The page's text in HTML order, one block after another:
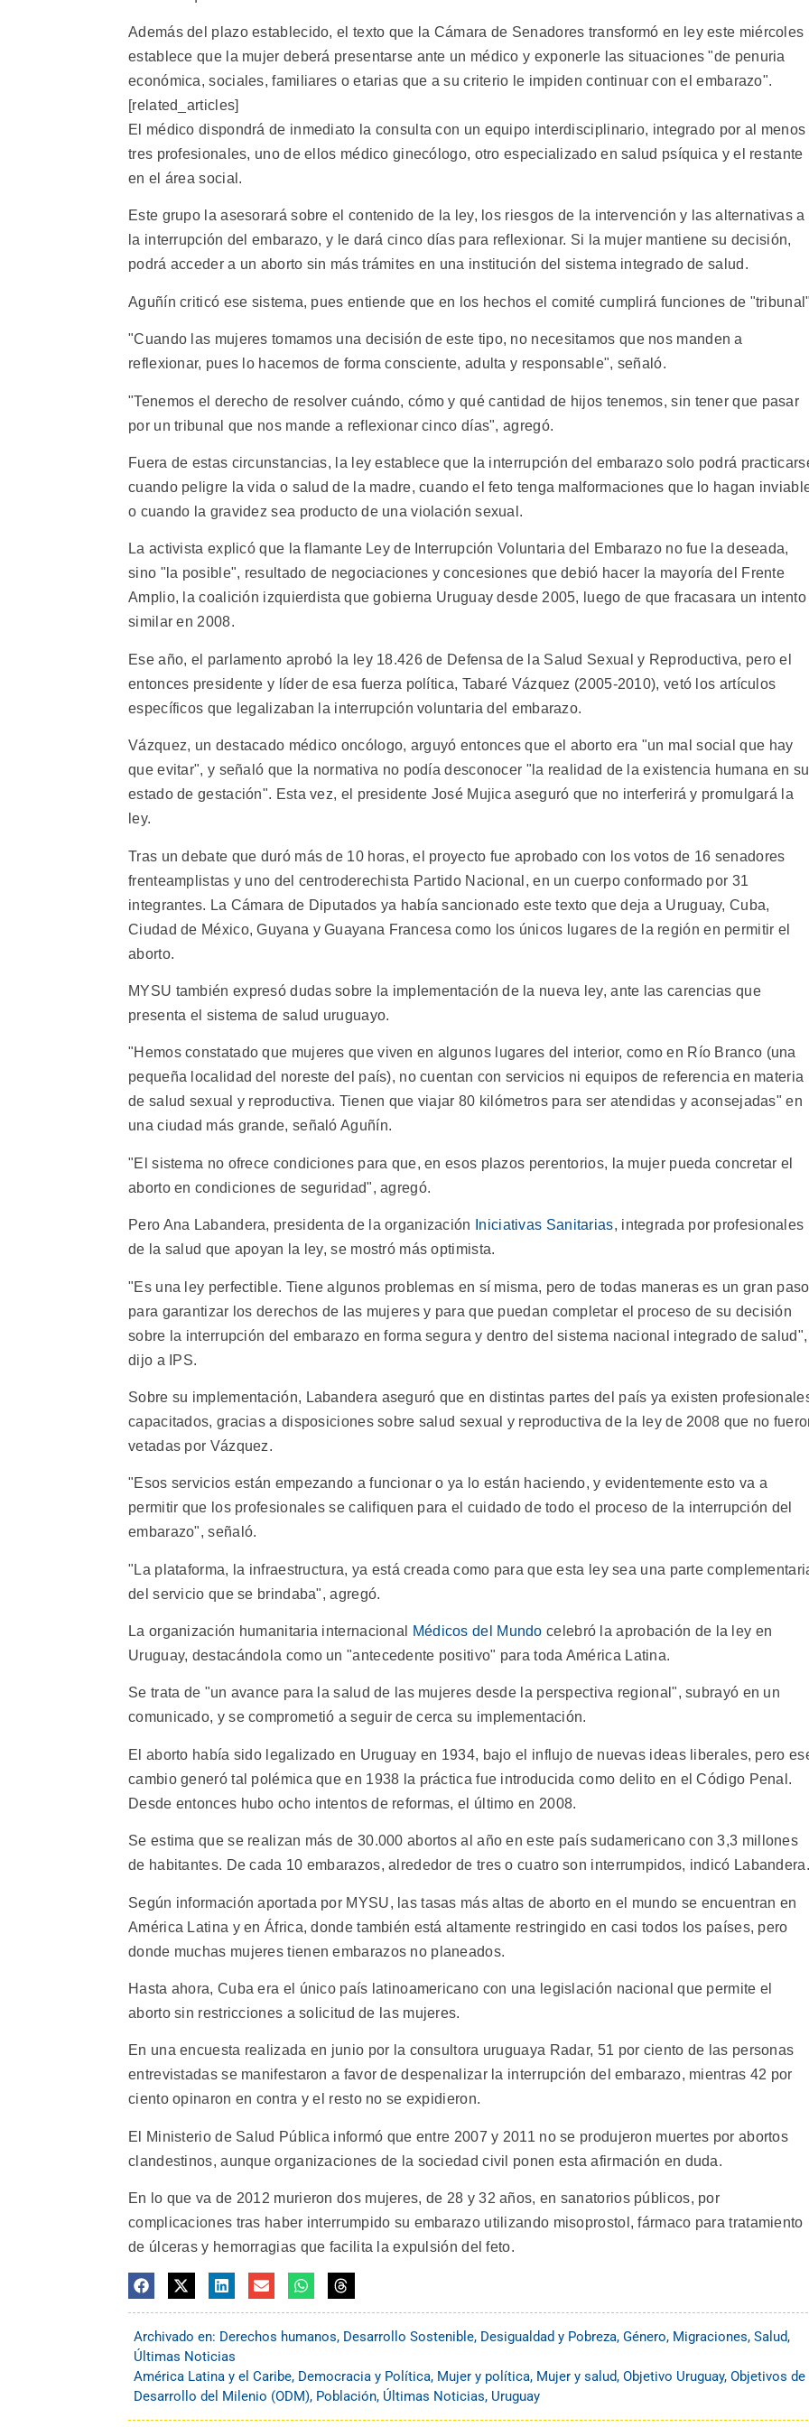
Además del plazo establecido, el texto que la Cámara de Senadores transformó en ley este miércoles
establece que la mujer deberá presentarse ante un médico y exponerle las situaciones "de penuria
económica, sociales, familiares o etarias que a su criterio le impiden continuar con el embarazo".
[related_articles]
El médico dispondrá de inmediato la consulta con un equipo interdisciplinario, integrado por al menos
tres profesionales, uno de ellos médico ginecólogo, otro especializado en salud psíquica y el restante
en el área social.
Este grupo la asesorará sobre el contenido de la ley, los riesgos de la intervención y las alternativas a
la interrupción del embarazo, y le dará cinco días para reflexionar. Si la mujer mantiene su decisión,
podrá acceder a un aborto sin más trámites en una institución del sistema integrado de salud.
Aguñín criticó ese sistema, pues entiende que en los hechos el comité cumplirá funciones de
"Cuando las mujeres tomamos una decisión de este tipo, no necesitamos que nos manden a
reflexionar, pues lo hacemos de forma consciente, adulta y responsable", señaló.
"Tenemos el derecho de resolver cuándo, cómo y qué cantidad de hijos tenemos, sin tener que pasar
por un tribunal que nos mande a reflexionar cinco días", agregó.
Fuera de estas circunstancias, la ley establece que la interrupción del embarazo solo podrá
cuando peligre la vida o salud de la madre, cuando el feto tenga malformaciones que lo hagan
o cuando la gravidez sea producto de una violación sexual.
La activista explicó que la flamante Ley de Interrupción Voluntaria del Embarazo no fue la deseada,
sino "la posible", resultado de negociaciones y concesiones que debió hacer la mayoría del Frente
Amplio, la coalición izquierdista que gobierna Uruguay desde 2005, luego de que fracasara un intento
similar en 2008.
Ese año, el parlamento aprobó la ley 18.426 de Defensa de la Salud Sexual y Reproductiva, pero el
entonces presidente y líder de esa fuerza política, Tabaré Vázquez (2005-2010), vetó los artículos
específicos que legalizaban la interrupción voluntaria del embarazo.
Vázquez, un destacado médico oncólogo, arguyó entonces que el aborto era "un mal social que hay
que evitar", y señaló que la normativa no podía desconocer "la realidad de la existencia humana en su
estado de gestación". Esta vez, el presidente José Mujica aseguró que no interferirá y promulgará la
ley.
Tras un debate que duró más de 10 horas, el proyecto fue aprobado con los votos de 16 senadores
frenteamplistas y uno del centroderechista Partido Nacional, en un cuerpo conformado por 31
integrantes. La Cámara de Diputados ya había sancionado este texto que deja a Uruguay, Cuba,
Ciudad de México, Guyana y Guayana Francesa como los únicos lugares de la región en permitir el
aborto.
MYSU también expresó dudas sobre la implementación de la nueva ley, ante las carencias que
presenta el sistema de salud uruguayo.
"Hemos constatado que mujeres que viven en algunos lugares del interior, como en Río Branco (una
pequeña localidad del noreste del país), no cuentan con servicios ni equipos de referencia en materia
de salud sexual y reproductiva. Tienen que viajar 80 kilómetros para ser atendidas y aconsejadas" en
una ciudad más grande, señaló Aguñín.
"El sistema no ofrece condiciones para que, en esos plazos perentorios, la mujer pueda concretar el
aborto en condiciones de seguridad", agregó.
Pero Ana Labandera, presidenta de la organización Iniciativas Sanitarias, integrada por profesionales
de la salud que apoyan la ley, se mostró más optimista.
"Es una ley perfectible. Tiene algunos problemas en sí misma, pero de todas maneras es un gran paso
para garantizar los derechos de las mujeres y para que puedan completar el proceso de su decisión
sobre la interrupción del embarazo en forma segura y dentro del sistema nacional integrado de salud",
dijo a IPS.
Sobre su implementación, Labandera aseguró que en distintas partes del país ya existen
capacitados, gracias a disposiciones sobre salud sexual y reproductiva de la ley de 2008 que no
vetadas por Vázquez.
"Esos servicios están empezando a funcionar o ya lo están haciendo, y evidentemente esto va a
permitir que los profesionales se califiquen para el cuidado de todo el proceso de la interrupción del
embarazo", señaló.
"La plataforma, la infraestructura, ya está creada como para que esta ley sea una parte
del servicio que se brindaba", agregó.
La organización humanitaria internacional Médicos del Mundo celebró la aprobación de la ley en
Uruguay, destacándola como un "antecedente positivo" para toda América Latina.
Se trata de "un avance para la salud de las mujeres desde la perspectiva regional", subrayó en un
comunicado, y se comprometió a seguir de cerca su implementación.
El aborto había sido legalizado en Uruguay en 1934, bajo el influjo de nuevas ideas liberales, pero
cambio generó tal polémica que en 1938 la práctica fue introducida como delito en el Código Penal.
Desde entonces hubo ocho intentos de reformas, el último en 2008.
Se estima que se realizan más de 30.000 abortos al año en este país sudamericano con 3,3 millones
de habitantes. De cada 10 embarazos, alrededor de tres o cuatro son interrumpidos, indicó Labandera.
Según información aportada por MYSU, las tasas más altas de aborto en el mundo se encuentran en
América Latina y en África, donde también está altamente restringido en casi todos los países, pero
donde muchas mujeres tienen embarazos no planeados.
Hasta ahora, Cuba era el único país latinoamericano con una legislación nacional que permite el
aborto sin restricciones a solicitud de las mujeres.
En una encuesta realizada en junio por la consultora uruguaya Radar, 51 por ciento de las personas
entrevistadas se manifestaron a favor de despenalizar la interrupción del embarazo, mientras 42 por
ciento opinaron en contra y el resto no se expidieron.
El Ministerio de Salud Pública informó que entre 2007 y 2011 no se produjeron muertes por abortos
clandestinos, aunque organizaciones de la sociedad civil ponen esta afirmación en duda.
En lo que va de 2012 murieron dos mujeres, de 28 y 32 años, en sanatorios públicos, por
complicaciones tras haber interrumpido su embarazo utilizando misoprostol, fármaco para tratamiento
de úlceras y hemorragias que facilita la expulsión del feto.
Archivado en: Derechos humanos, Desarrollo Sostenible, Desigualdad y Pobreza, Género, Migraciones, Salud,
Últimas Noticias
América Latina y el Caribe, Democracia y Política, Mujer y política, Mujer y salud, Objetivo Uruguay, Objetivos de
Desarrollo del Milenio (ODM), Población, Últimas Noticias, Uruguay